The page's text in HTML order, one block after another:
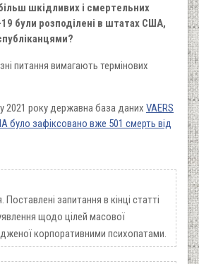
шкідливих і смертельних
були розподілені в штатах США,
питання вимагають термінових
2021 року державна база даних VAERS
було зафіксовано вже 501 смерть від
запитання в кінці статті
щодо цілей масової
корпоративними психопатами.